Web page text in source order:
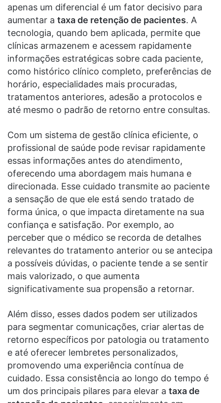
apenas um diferencial é um fator decisivo para
aumentar a taxa de retenção de pacientes. A
tecnologia, quando bem aplicada, permite que
clínicas armazenem e acessem rapidamente
informações estratégicas sobre cada paciente,
como histórico clínico completo, preferências de
horário, especialidades mais procuradas,
tratamentos anteriores, adesão a protocolos e
até mesmo o padrão de retorno entre consultas.
Com um sistema de gestão clínica eficiente, o
profissional de saúde pode revisar rapidamente
essas informações antes do atendimento,
oferecendo uma abordagem mais humana e
direcionada. Esse cuidado transmite ao paciente
a sensação de que ele está sendo tratado de
forma única, o que impacta diretamente na sua
confiança e satisfação. Por exemplo, ao
perceber que o médico se recorda de detalhes
relevantes do tratamento anterior ou se antecipa
a possíveis dúvidas, o paciente tende a se sentir
mais valorizado, o que aumenta
significativamente sua propensão a retornar.
Além disso, esses dados podem ser utilizados
para segmentar comunicações, criar alertas de
retorno específicos por patologia ou tratamento
e até oferecer lembretes personalizados,
promovendo uma experiência contínua de
cuidado. Essa consistência ao longo do tempo é
um dos principais pilares para elevar a taxa de